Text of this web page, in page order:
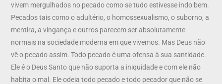
vivem mergulhados no pecado como se tudo estivesse indo bem.
Pecados tais como o adultério, o homossexualismo, o suborno, a
mentira, a vingança e outros parecem ser absolutamente
normais na sociedade moderna em que vivemos. Mas Deus não
vê o pecado assim. Todo pecado é uma ofensa à sua santidade.
Ele é o Deus Santo que não suporta a iniquidade e com ele não
habita o mal. Ele odeia todo pecado e todo pecador que não se